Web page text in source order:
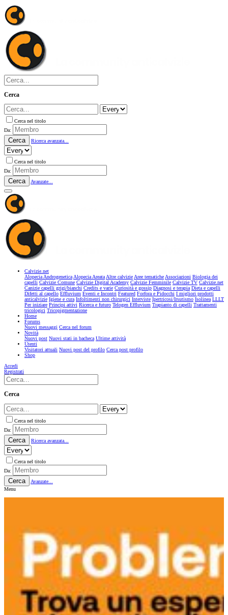
Cerca
Cerca nel titolo
Da:
Cerca Ricerca avanzata...
Cerca nel titolo
Da:
Cerca Avanzate...
Calvizie.net
Alopecia AndrogeneticaAlopecia AreataAltre calvizieAree tematicheAssociazioni Biologia dei
capelli Calvizie Comune Calvizie Digital Academy Calvizie Femminile Calvizie TV Calvizie.net
Canizie capelli grigi/bianchi Credits e varie Curiosità e gossip Diagnosi e terapia Dieta e capelli
Difetti al capello Effluvium Eventi e Incontri Featured Forfora e Pidocchi I migliori prodotti
anticalvizie Igiene e cura Infoltimenti non chirurgici Interviste Ipertricosi/Irsutismo Isolinea LLLT
Per iniziare Principi attivi Ricerca e futuro Telogen Effluvium Trapianto di capelli Trattamenti
tricologici Tricopigmentazione
Home
Forums
Nuovi messaggi Cerca nel forum
Novità
Nuovi post Nuovi stati in bacheca Ultime attività
Utenti
Visitatori attuali Nuovi post del profilo Cerca post profilo
Shop
Accedi
Registrati
Cerca
Cerca nel titolo
Da:
Cerca Ricerca avanzata...
Cerca nel titolo
Da:
Cerca
Avanzate...
Menu